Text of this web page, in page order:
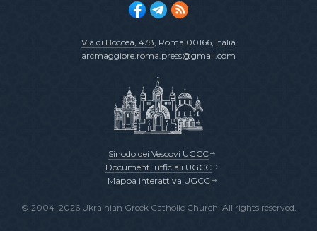
Via di Boccea, 478, Roma 00166, Italia
arcmaggiore.roma.press@gmail.com
Sinodo dei Vescovi UGCC
Documenti ufficiali UGCC
Mappa interattiva UGCC
© 2004–2026 Ukrainian Greek Catholic Church. All rights reserved.